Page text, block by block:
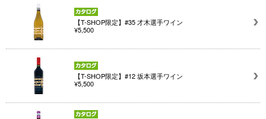
【T-SHOP限定】#35 才木選手ワイン
¥5,500
【T-SHOP限定】#12 坂本選手ワイン
¥5,500